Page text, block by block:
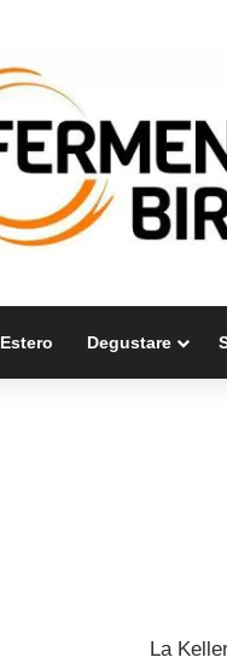
Estero Degustare
La